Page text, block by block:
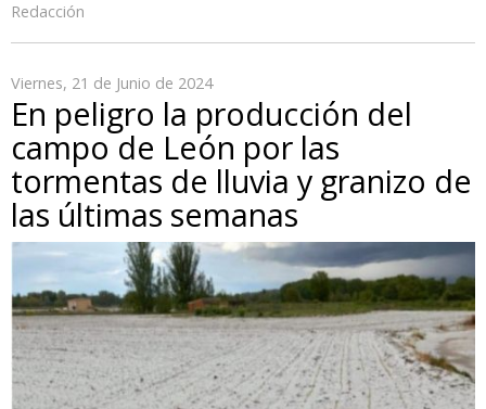
Redacción
Viernes, 21 de Junio de 2024
En peligro la producción del
campo de León por las
tormentas de lluvia y granizo de
las últimas semanas